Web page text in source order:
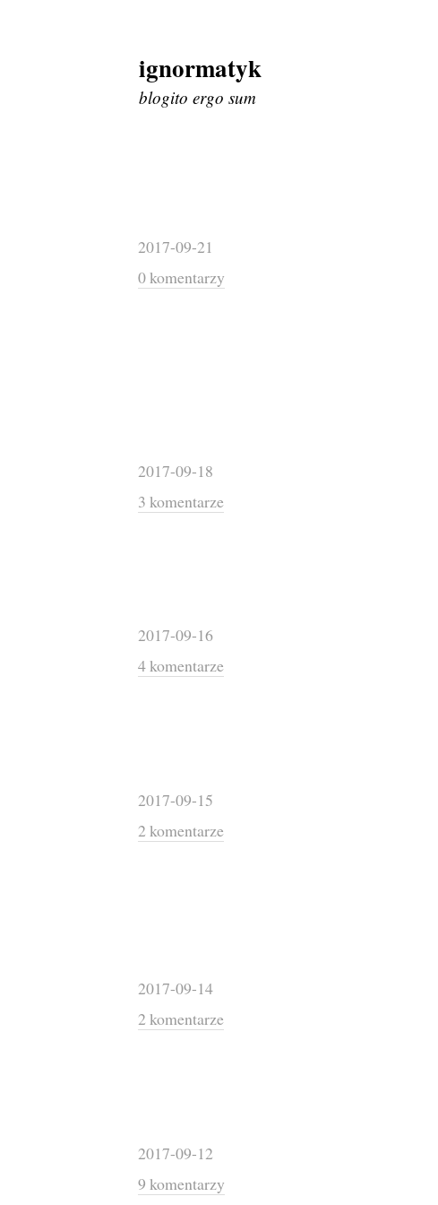
Skip
to
content
ignormatyk
blogito ergo sum
2017-09-21
0 komentarzy
2017-09-18
3 komentarze
2017-09-16
4 komentarze
2017-09-15
2 komentarze
2017-09-14
2 komentarze
2017-09-12
9 komentarzy